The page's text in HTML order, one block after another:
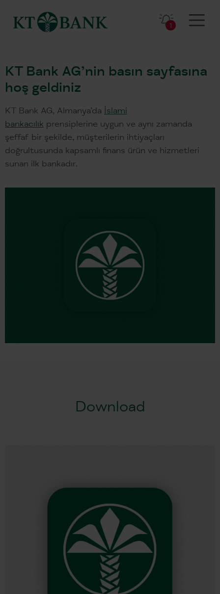
1
KT Bank AG’nin basın sayfasına
hoş geldiniz
KT Bank AG, Almanya’da
İslami
bankacılık prensiplerine uygun ve aynı zamanda
şeffaf bir şekilde, müşterilerin ihtiyaçları
doğrultusunda kapsamlı finans ürün ve hizmetleri
sunan ilk bankadır.
Download